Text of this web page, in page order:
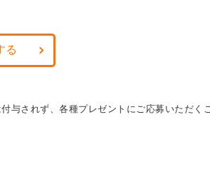
る
与されず、各種プレゼントにご応募いただく